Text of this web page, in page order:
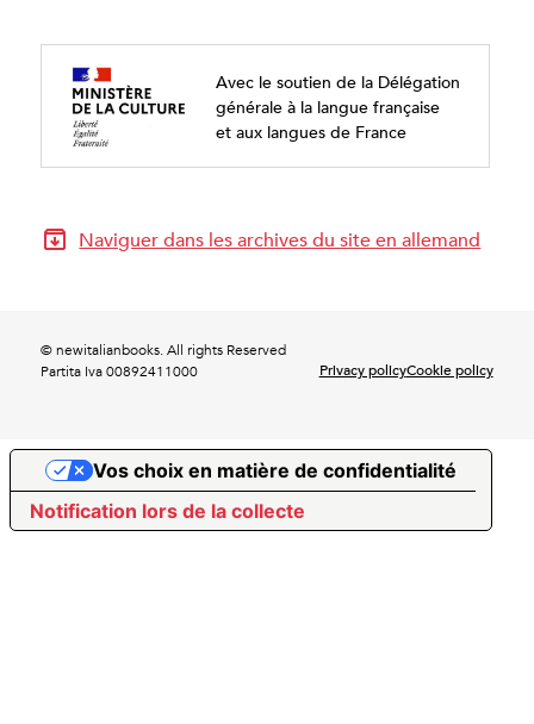
Avec le soutien de la Délégation
générale à la langue française
et aux langues de France
Naviguer dans les archives du site en allemand
© newitalianbooks. All rights Reserved
Partita Iva 00892411000
Privacy policyCookie policy
Notification lors de la collecte
Vos choix en matière de confidentialité